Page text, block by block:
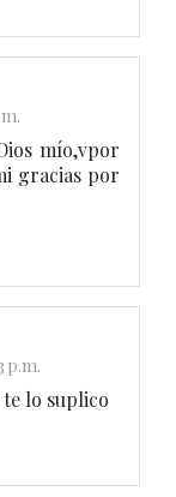
mío,vpor
gracias por
p.m.
lo suplico